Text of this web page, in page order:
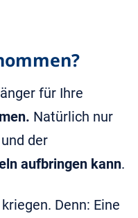
für Ihre
Natürlich nur
der
aufbringen kann.
Denn: Eine